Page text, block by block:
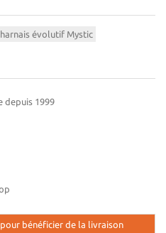
harnais évolutif Mystic
depuis 1999
pour bénéficier de la livraison